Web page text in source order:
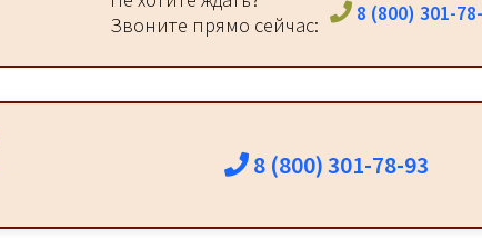
Звоните прямо сейчас:
8 (800) 301-
8 (800) 301-78-93